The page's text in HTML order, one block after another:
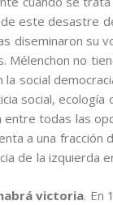
este desastre
diseminaron su
Mélenchon no
la social
social,
entre todas las
a una fracción
de la izquierda
victoria. En